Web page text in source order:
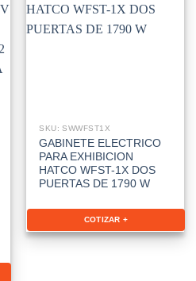
SKU: SWWFST1X
GABINETE ELECTRICO
PARA EXHIBICION
HATCO WFST-1X DOS
PUERTAS DE 1790 W
COTIZAR +